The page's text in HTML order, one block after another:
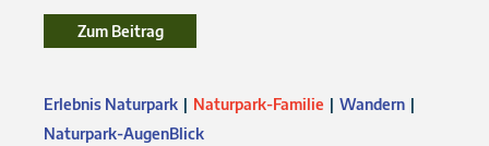
Zum Beitrag
Erlebnis Naturpark Naturpark-Familie
Wandern
Naturpark-AugenBlick